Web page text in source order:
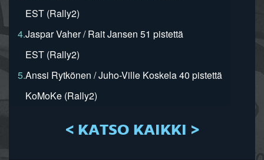
EST (Rally2)
4.Jaspar Vaher / Rait Jansen 51 pistettä
EST (Rally2)
5.Anssi Rytkönen / Juho-Ville Koskela 40 pistettä
KoMoKe (Rally2)
< KATSO KAIKKI >